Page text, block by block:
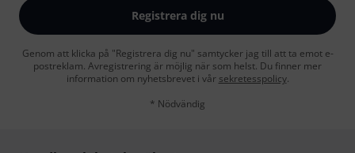
Registrera dig nu
Genom att klicka på "Registrera dig nu" samtycker jag till att ta emot e-
postreklam. Avregistrering är möjlig när som helst. Du finner mer
information om nyhetsbrevet i vår sekretesspolicy.
* Nödvändig